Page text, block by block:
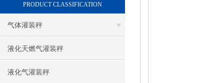
PRODUCT CLASSIFICATION
气体灌装秤
液化天燃气灌装秤
液化气灌装秤